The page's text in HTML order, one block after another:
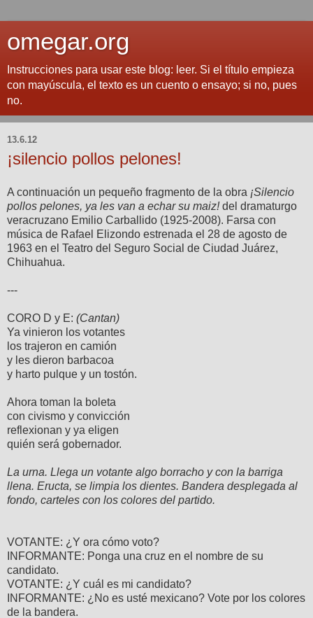
omegar.org
Instrucciones para usar este blog: leer. Si el título empieza
con mayúscula, el texto es un cuento o ensayo; si no, pues
no.
13.6.12
¡silencio pollos pelones!
A continuación un pequeño fragmento de la obra ¡Silencio
pollos pelones, ya les van a echar su maiz!del dramaturgo
veracruzano Emilio Carballido (1925-2008). Farsa con
música de Rafael Elizondo estrenada el 28 de agosto de
1963 en el Teatro del Seguro Social de Ciudad Juárez,
Chihuahua.
---
CORO D y E: (Cantan)
Ya vinieron los votantes
los trajeron en camión
y les dieron barbacoa
y harto pulque y un tostón.
Ahora toman la boleta
con civismo y convicción
reflexionan y ya eligen
quién será gobernador.
La urna. Llega un votante algo borracho y con la barriga
llena. Eructa, se limpia los dientes. Bandera desplegada al
fondo, carteles con los colores del partido.
VOTANTE: ¿Y ora cómo voto?
INFORMANTE: Ponga una cruz en el nombre de su
candidato.
VOTANTE: ¿Y cuál es mi candidato?
INFORMANTE: ¿No es usté mexicano? Vote por los colores
de la bandera.